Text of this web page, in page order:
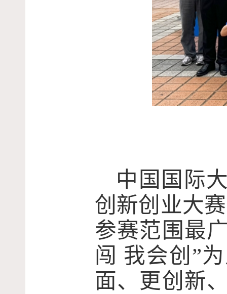
中国国际
创新创业大
参赛范围最
闯 我会创”
面、更创新